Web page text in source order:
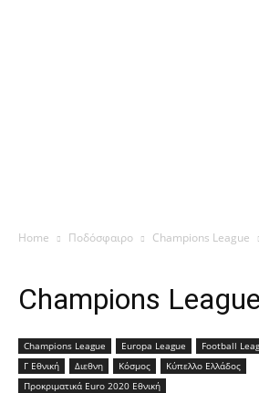
Home Ποδόσφαιρο Champions League
Champions League
Champions League Europa League Football
Γ Εθνική
Διεθνη Κόσμος
Κύπελλο Ελλάδος
Προκριματικά Euro 2020 Εθνική